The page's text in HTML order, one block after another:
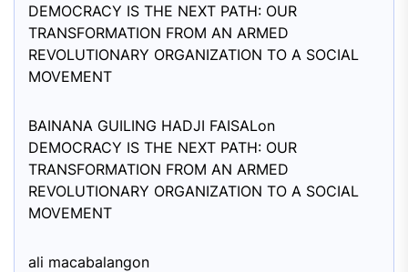
DEMOCRACY IS THE NEXT PATH: OUR
TRANSFORMATION FROM AN ARMED
REVOLUTIONARY ORGANIZATION TO A SOCIAL
MOVEMENT
BAINANA GUILING HADJI FAISALon
DEMOCRACY IS THE NEXT PATH: OUR
TRANSFORMATION FROM AN ARMED
REVOLUTIONARY ORGANIZATION TO A SOCIAL
MOVEMENT
ali macabalangon